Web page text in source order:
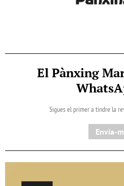
El Pànxing
Sigues el primer a tindre la
Envia-